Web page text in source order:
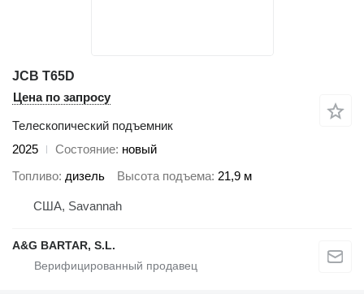
JCB T65D
Цена по запросу
Телескопический подъемник
2025
Состояние новый
Топливо дизель Высота подъема 21,9 м
США, Savannah
A&G BARTAR, S.L.